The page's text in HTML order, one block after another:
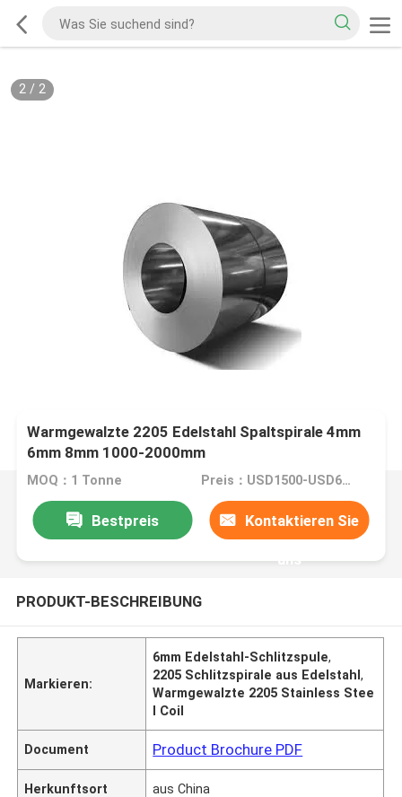
2/ 2
Warmgewalzte 2205 Edelstahl Spaltspirale 4mm
6mm 8mm 1000-2000mm
MOQ：1 Tonne Preis：USD1500-USD6000
Bestpreis Kontaktieren Sie
uns
PRODUKT-BESCHREIBUNG
Markieren:
6mm Edelstahl-Schlitzspule,
2205 Schlitzspirale aus Edelstahl,
Warmgewalzte 2205 Stainless Stee
l Coil
Document Product Brochure PDF
Herkunftsort aus China